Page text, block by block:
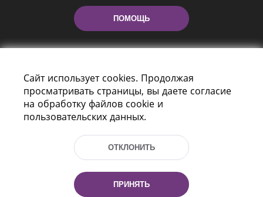
ПОМОЩЬ
г. Минск, Республика Беларусь, 220114
Тел.: (+375 17) 368 37 37, Факс: (+375 17)
Эл. почта: inbox@nlb.by
Сайт использует cookies. Продолжая
просматривать страницы, вы даете согласие
на обработку файлов cookie и
пользовательских данных.
ОТКЛОНИТЬ
ПРИНЯТЬ